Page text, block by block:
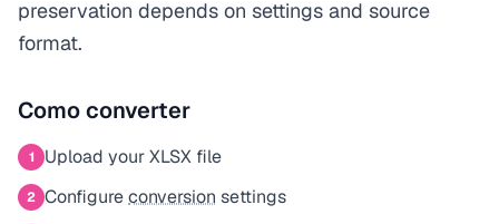
preservation depends on settings and source
format.
Como converter
1 Upload your XLSX file
2 Configureconversion settings